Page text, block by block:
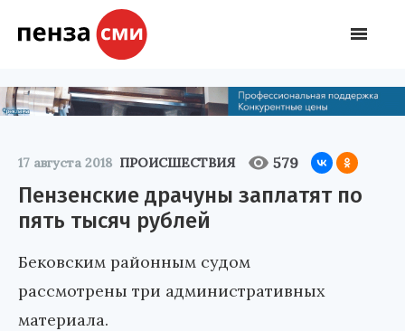
17 августа 2018 ПРОИСШЕСТВИЯ 579
Пензенские драчуны заплатят по
пять тысяч рублей
Бековским районным судом
рассмотрены три административных
материала.